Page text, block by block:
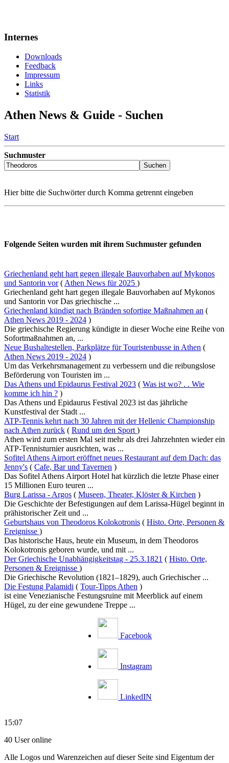
Internes
Downloads
Feedback
Impressum
Links
Statistik
Athen News & Guide - Suchen
Start
Suchmuster
Hier bitte die Suchwörter durch Komma getrennt eingeben
Folgende Seiten wurden mit ihrem Suchmuster gefunden
Griechenland geht hart gegen illegale Bauvorhaben auf Mykonos
und Santorin vor( Athen News für 2025 )
Griechenland geht hart gegen illegale Bauvorhaben auf Mykonos
und Santorin vor Das griechische ...
Griechenland kündigt nach Bränden sofortige Maßnahmen an (
Athen News 2019 - 2024 )
Die griechische Regierung kündigte in dieser Woche eine Reihe von
Sofortmaßnahmen an, ...
Neue Bushaltestellen, Parkplätze für Touristenbusse in Athen (
Athen News 2019 - 2024 )
Um das Verkehrsmanagement zu verbessern und die reibungslose
Beförderung von Touristen im ...
Das Athens und Epidaurus Festival 2023 ( Was ist wo? . . Wie
komme ich hin ? )
Das Athens und Epidaurus Festival 2023 ist das jährliche
Kunstfestival der Stadt ...
ATP-Tennis kehrt nach 30 Jahren mit der Hellenic Championship
nach Athen zurück ( Rund um den Sport )
Athen wird zum ersten Mal seit mehr als drei Jahrzehnten wieder ein
ATP-Tennisturnier ausrichten, was ...
Sofitel Athens Airport eröffnet neues Restaurant auf dem Dach: das
Jenny's ( Cafe, Bar und Tavernen )
Das Sofitel Athens Airport Hotel hat kürzlich die letzte Phase einer
15 Millionen Euro teuren ...
Burg Larissa - Argos ( Museen, Theater, Klöster & Kirchen )
Die Geschichte der Befestigungen auf dem Larissa-Hügel beginnt in
prähistorischer Zeit und ...
Geburtshaus von Theodoros Kolokotronis ( Histo. Orte, Personen &
Ereignisse )
Das historische Haus, heute ein Museum, in dem Theodoros
Kolokotronis geboren wurde, und mit ...
Der Griechische Unabhängigkeitstag - 25.3.1821 ( Histo. Orte,
Personen & Ereignisse )
Die Griechische Revolution (1821–1829), auch Griechischer ...
Die Festung Palamidi ( Tour-Tipps Athen )
ist eine Venezianische Festungsruine mit Meerblick auf einem
Hügel, zu der eine gewundene Treppe ...
Facebook
Instagram
LinkedIN
15:07
40 User online
Alle Logos und Warenzeichen auf dieser Seite sind Eigentum der